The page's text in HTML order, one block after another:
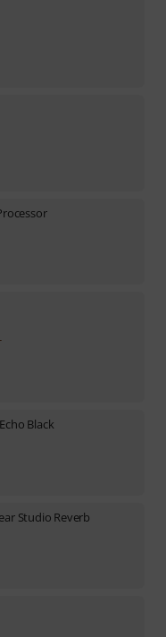
Black
Studio Reverb